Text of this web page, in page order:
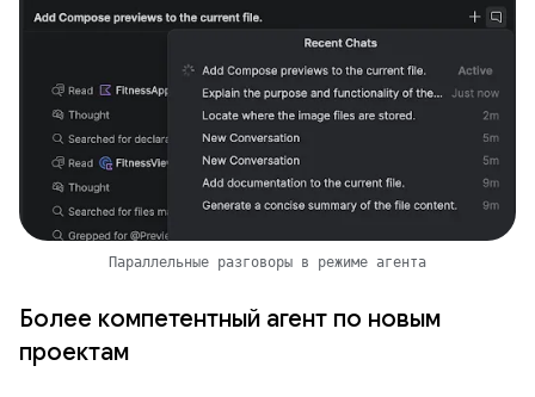
Параллельные разговоры в режиме агента
Более компетентный агент по новым
проектам